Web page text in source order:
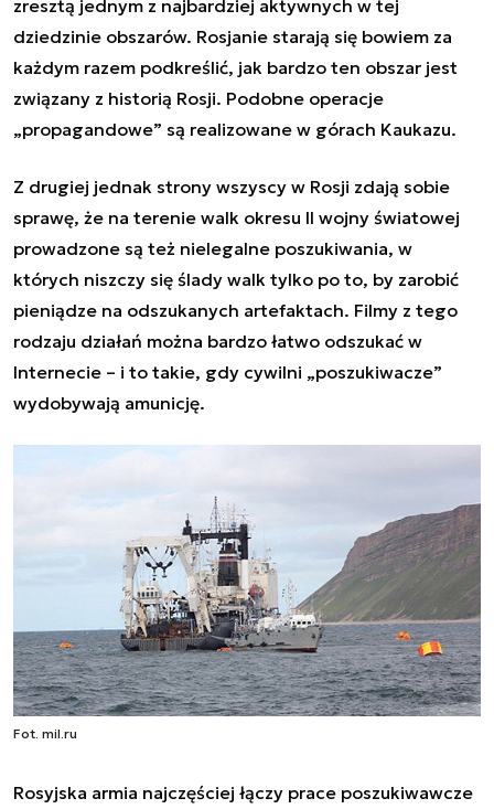
zresztą jednym z najbardziej aktywnych w tej
dziedzinie obszarów. Rosjanie starają się bowiem za
każdym razem podkreślić, jak bardzo ten obszar jest
związany z historią Rosji. Podobne operacje
„propagandowe” są realizowane w górach Kaukazu.
Z drugiej jednak strony wszyscy w Rosji zdają sobie
sprawę, że na terenie walk okresu II wojny światowej
prowadzone są też nielegalne poszukiwania, w
których niszczy się ślady walk tylko po to, by zarobić
pieniądze na odszukanych artefaktach. Filmy z tego
rodzaju działań można bardzo łatwo odszukać w
Internecie – i to takie, gdy cywilni „poszukiwacze”
wydobywają amunicję.
Fot. mil.ru
Rosyjska armia najczęściej łączy prace poszukiwawcze